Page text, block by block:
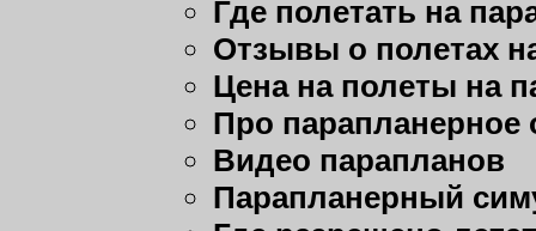
Где полетать на
Отзывы о полетах
Цена на полеты на
Про парапланерное
Видео парапланов
Парапланерный